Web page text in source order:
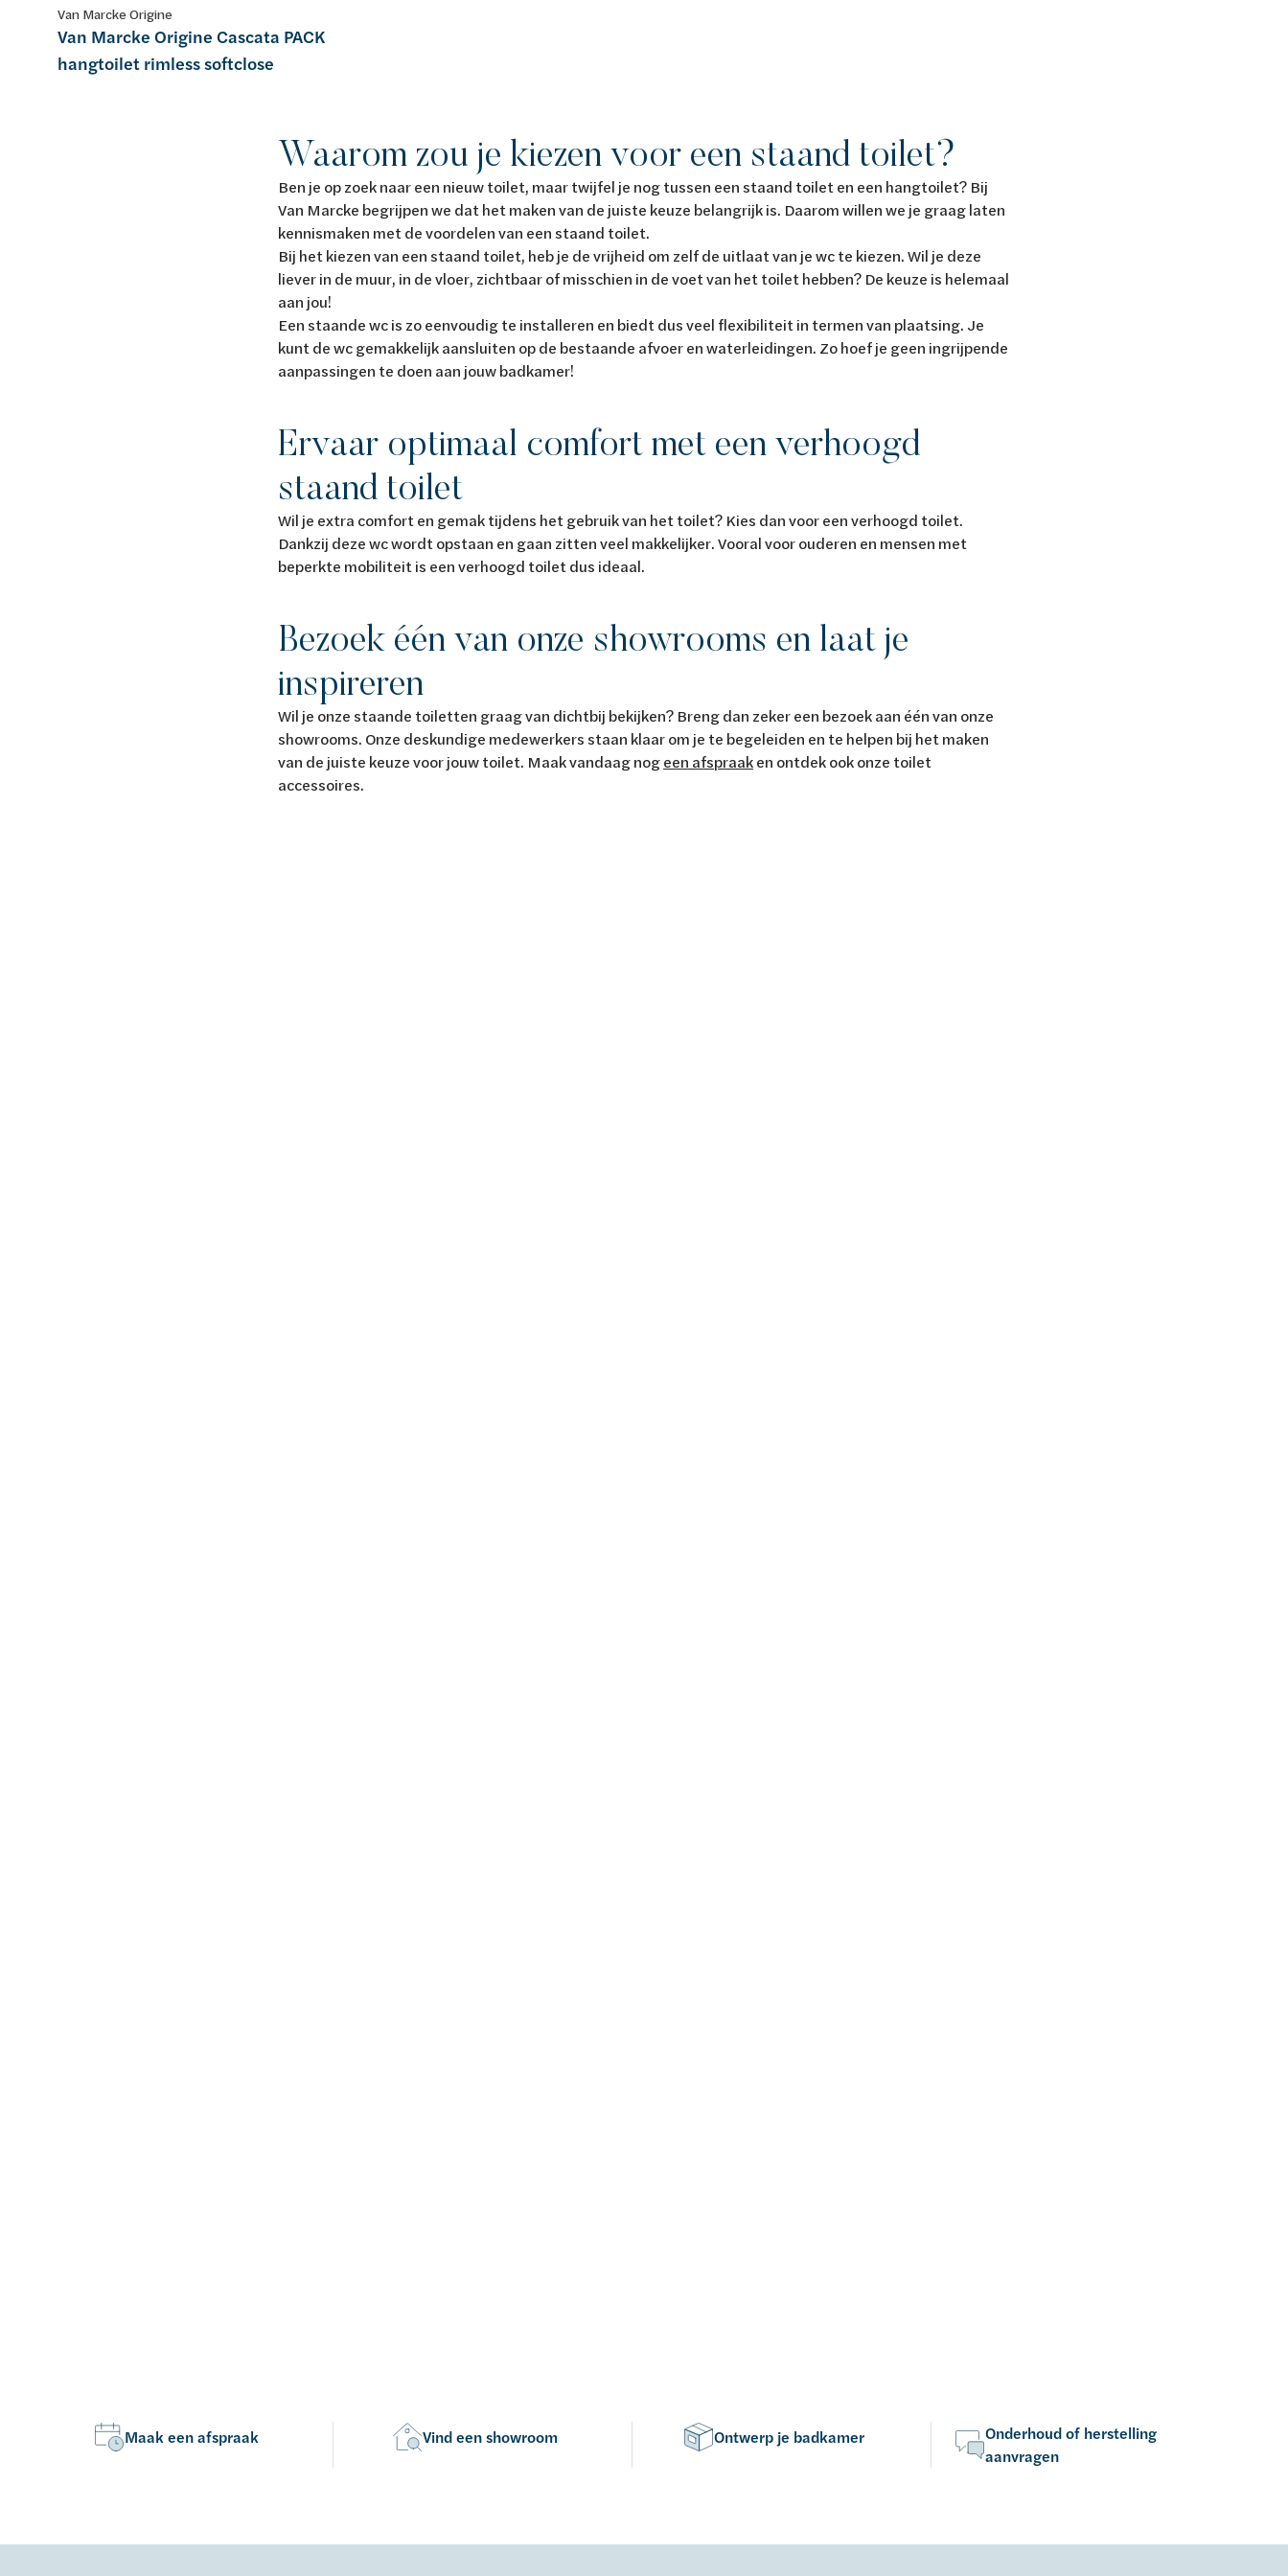
Van Marcke Origine
Van Marcke Origine Cascata PACK
hangtoilet rimless softclose
Waarom zou je kiezen voor een staand toilet?
Ben je op zoek naar een nieuw toilet, maar twijfel je nog tussen een staand toilet en een hangtoilet? Bij
Van Marcke begrijpen we dat het maken van de juiste keuze belangrijk is. Daarom willen we je graag laten
kennismaken met de voordelen van een staand toilet.
Bij het kiezen van een staand toilet, heb je de vrijheid om zelf de uitlaat van je wc te kiezen. Wil je deze
liever in de muur, in de vloer, zichtbaar of misschien in de voet van het toilet hebben? De keuze is helemaal
aan jou!
Een staande wc is zo eenvoudig te installeren en biedt dus veel flexibiliteit in termen van plaatsing. Je
kunt de wc gemakkelijk aansluiten op de bestaande afvoer en waterleidingen. Zo hoef je geen ingrijpende
aanpassingen te doen aan jouw badkamer!
Ervaar optimaal comfort met een verhoogd
staand toilet
Wil je extra comfort en gemak tijdens het gebruik van het toilet? Kies dan voor een verhoogd toilet.
Dankzij deze wc wordt opstaan en gaan zitten veel makkelijker. Vooral voor ouderen en mensen met
beperkte mobiliteit is een verhoogd toilet dus ideaal.
Bezoek één van onze showrooms en laat je
inspireren
Wil je onze staande toiletten graag van dichtbij bekijken? Breng dan zeker een bezoek aan één van onze
showrooms. Onze deskundige medewerkers staan klaar om je te begeleiden en te helpen bij het maken
van de juiste keuze voor jouw toilet. Maak vandaag nogeen afspraaken ontdek ook onze toilet
accessoires.
Maak een afspraak Vind een showroom Ontwerp je badkamer
Onderhoud of herstelling
aanvragen